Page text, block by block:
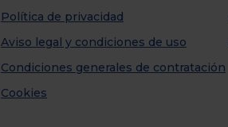
Política de privacidad
Aviso legal y condiciones de uso
Condiciones generales de contratación
Cookies